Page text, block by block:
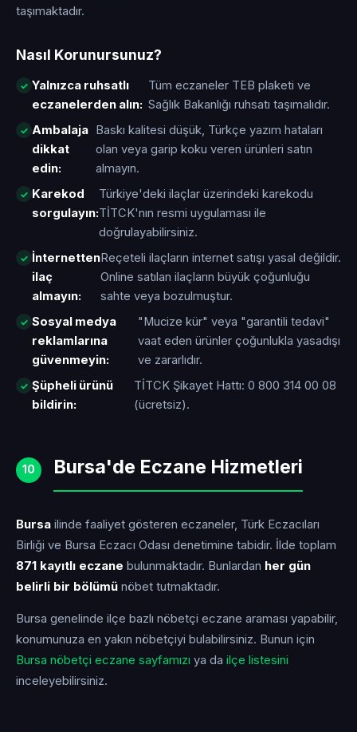
taşımaktadır.
Nasıl Korunursunuz?
Yalnızca ruhsatlı
eczanelerden alın:
Tüm eczaneler TEB plaketi ve
Sağlık Bakanlığı ruhsatı taşımalıdır.
Ambalaja
dikkat
edin:
Baskı kalitesi düşük, Türkçe yazım hataları
olan veya garip koku veren ürünleri satın
almayın.
Karekod
sorgulayın:
Türkiye'deki ilaçlar üzerindeki karekodu
TİTCK'nın resmi uygulaması ile
doğrulayabilirsiniz.
İnternetten
ilaç
almayın:
Reçeteli ilaçların internet satışı yasal değildir.
Online satılan ilaçların büyük çoğunluğu
sahte veya bozulmuştur.
Sosyal medya
reklamlarına
güvenmeyin:
"Mucize kür" veya "garantili tedavi"
vaat eden ürünler çoğunlukla yasadışı
ve zararlıdır.
Şüpheli ürünü
bildirin:
TİTCK Şikayet Hattı: 0 800 314 00 08
(ücretsiz).
10 Bursa'de Eczane Hizmetleri
Bursa ilinde faaliyet gösteren eczaneler, Türk Eczacıları
Birliği ve Bursa Eczacı Odası denetimine tabidir. İlde toplam
871 kayıtlı eczane bulunmaktadır. Bunlardan her gün
belirli bir bölümü nöbet tutmaktadır.
Bursa genelinde ilçe bazlı nöbetçi eczane araması yapabilir,
konumunuza en yakın nöbetçiyi bulabilirsiniz. Bunun için
Bursa nöbetçi eczane sayfamızı ya da ilçe listesini
inceleyebilirsiniz.